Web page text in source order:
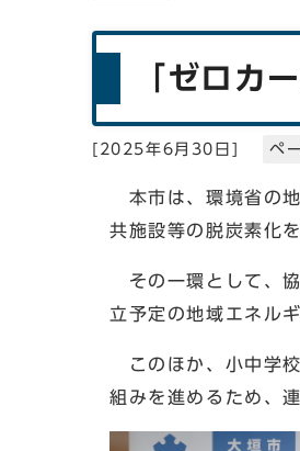
「ゼロカ
2025年6月30日 ペ
本市は、環境省の
共施設等の脱炭素化
その一環として、協
立予定の地域エネル
このほか、小中学校
組みを進めるため、